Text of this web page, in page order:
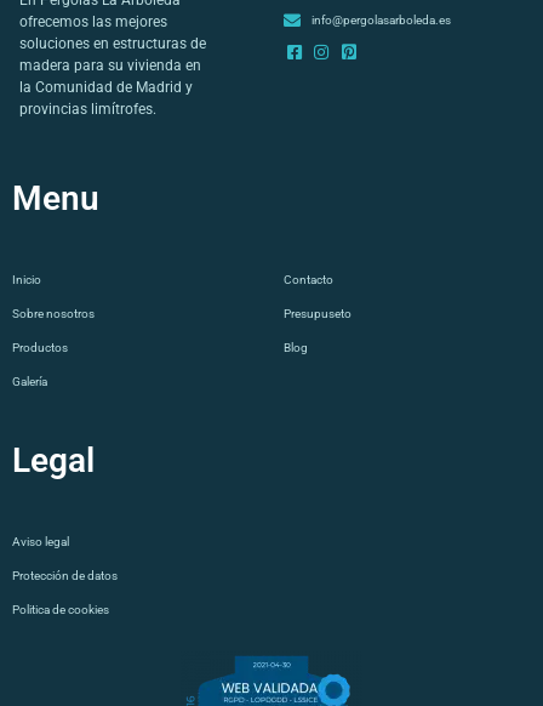
ofrecemos las mejores
soluciones en estructuras de
madera para su vivienda en
la Comunidad de Madrid y
provincias limítrofes.
info@pergolasarboleda.es
Menu
Inicio
Sobre nosotros
Productos
Galería
Contacto
Presupuseto
Blog
Legal
Aviso legal
Protección de datos
Politica de cookies